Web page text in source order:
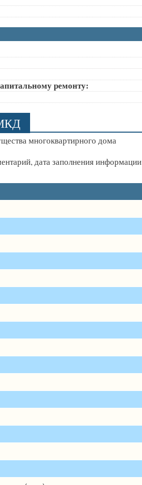
ремонту:
многоквартирного дома
дата заполнения информации